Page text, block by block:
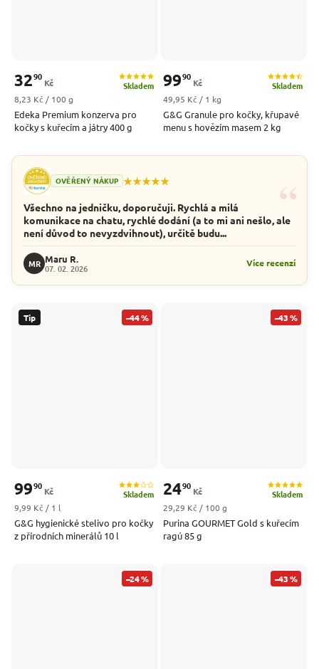
Edeka Premium konzerva pro
kočky s kuřecím a játry 400 g
Skladem
3290
Kč
Měrná cena:
8,23 Kč / 100 g
G&G Granule pro kočky, křupavé
menu s hovězím masem 2 kg
Skladem
9990
Kč
Měrná cena:
49,95 Kč / 1 kg
OVĚŘENÝ NÁKUP ★★★★★ “
Všechno na jedničku, doporučuji. Rychlá a milá
komunikace na chatu, rychlé dodání (a to mi ani nešlo, ale
není důvod to nevyzdvihnout), určitě budu...
MR Maru R.
07. 02. 2026
Více recenzí
Tip –44 %
G&G hygienické stelivo pro kočky
z přírodních minerálů 10 l
Skladem
9990
Kč
Měrná cena:
9,99 Kč / 1 l
–43 %
Purina GOURMET Gold s kuřecím
ragú 85 g
Skladem
2490
Kč
Měrná cena:
29,29 Kč / 100 g
–24 % –43 %